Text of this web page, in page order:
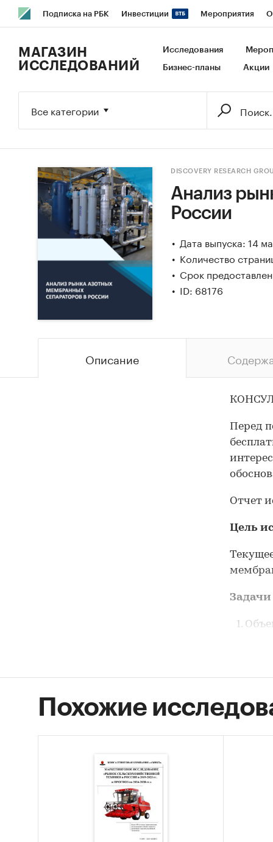
Подписка на РБК Инвестиции Мероприятия
Исследования Кредитные рейтинги Франшизы
МАГАЗИН
ИССЛЕДОВАНИЙ
Исследования
Бизнес-планы Акции
Все категории
DISCOVERY RESEARCH
Анализ
России
Дата выпуска: 14
Количество
Срок
ID: 68176
Описание
Перед
Отчет
Цель
Похожие